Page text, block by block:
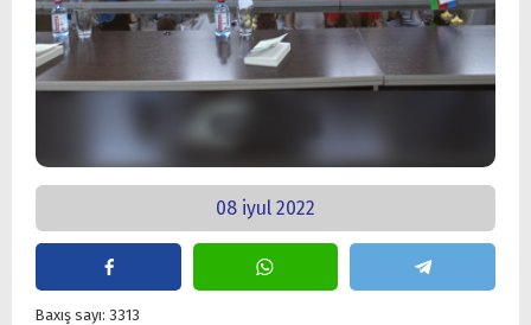
08 iyul 2022
Baxış sayı: 3313